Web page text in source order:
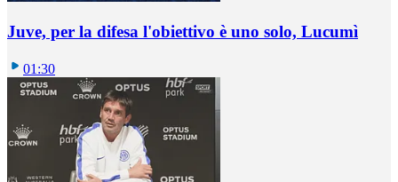
Juve, per la difesa l'obiettivo è uno solo, Lucumì
01:30